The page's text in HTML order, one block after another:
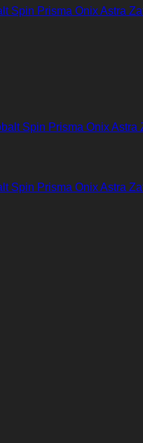
Spin Prisma Onix Astra
Spin Prisma Onix Astra